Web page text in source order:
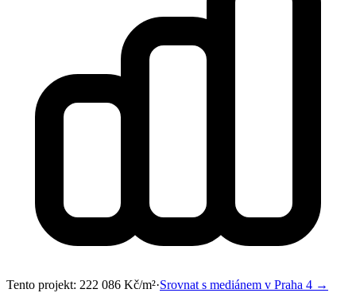
Tento projekt: 222 086 Kč/m²·Srovnat s mediánem v Praha 4 →